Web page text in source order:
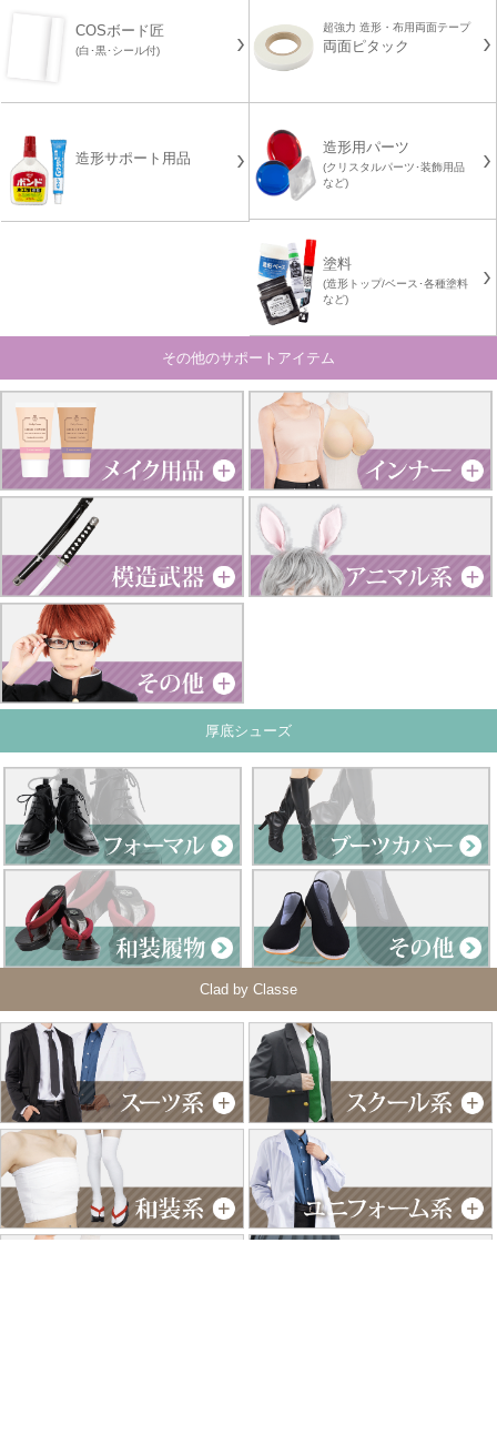
COSボード匠
(白･黒･シール付)
超強力 造形・布用両面テープ
両面ピタック
造形サポート用品
造形用パーツ
(クリスタルパーツ･装飾用品
など)
塗料
(造形トップ/ベース･各種塗料
など)
その他のサポートアイテム
厚底シューズ
Clad by Classe